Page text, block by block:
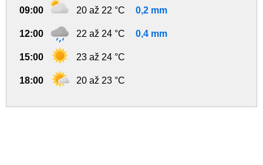
09:00 20 až 22 °C 0,2 mm
12:00 22 až 24 °C 0,4 mm
15:00 23 až 24 °C
18:00 20 až 23 °C